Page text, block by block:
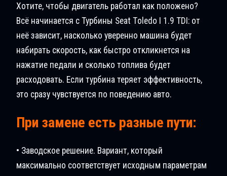
Хотите, чтобы двигатель работал как положено?
Всё начинается с Турбины Seat Tоledo I 1.9 TDI: от
неё зависит, насколько уверенно машина будет
набирать скорость, как быстро откликнется на
нажатие педали и сколько топлива будет
расходовать. Если турбина теряет эффективность,
это сразу чувствуется по поведению авто.
При замене есть разные пути:
• Заводское решение. Вариант, который
максимально соответствует исходным параметрам